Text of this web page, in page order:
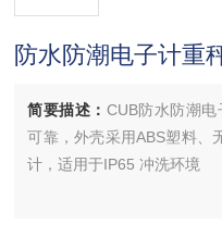
防水防潮电子计重
简要描述： CUB防水防潮
可靠，外壳采用ABS塑料、
计，适用于IP65 冲洗环境